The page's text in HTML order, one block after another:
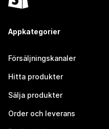
Appkategorier
Försäljningskanaler
Hitta produkter
Sälja produkter
Order och leverans